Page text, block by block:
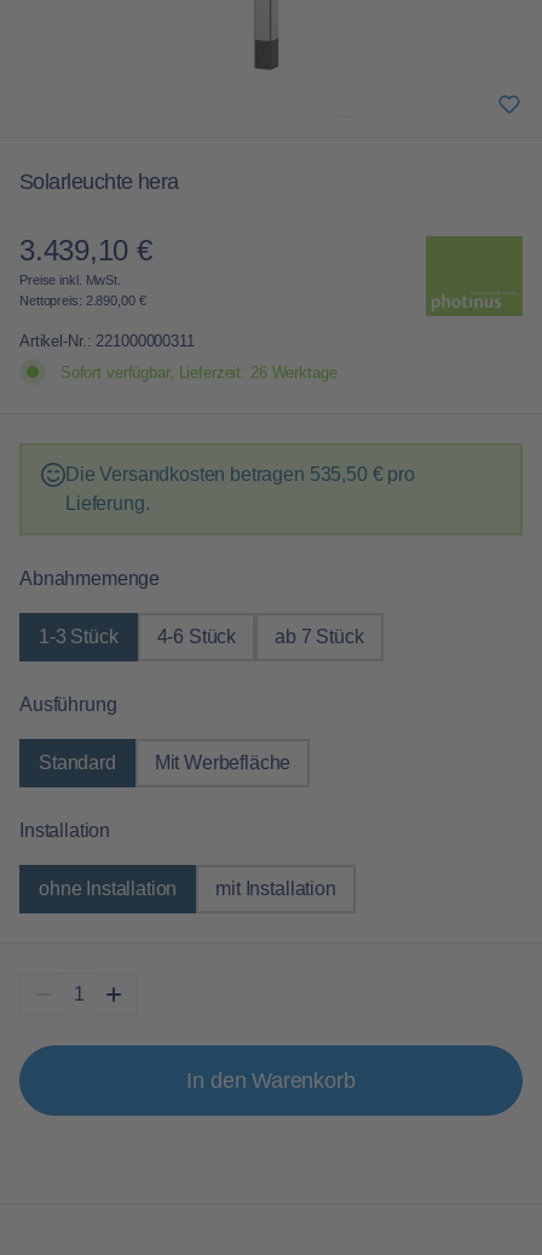
Solarleuchte hera
Regulärer Preis:
3.439,10 €
Preise inkl. MwSt.
Nettopreis: 2.890,00 €
Artikel-Nr.:221000000311
Sofort verfügbar, Lieferzeit: 26 Werktage
Die Versandkosten betragen 535,50 € pro
Lieferung.
Abnahmemenge
1-3 Stück 4-6 Stück ab 7 Stück
Ausführungauswählen
Standard Mit Werbefläche
Installation
ohne Installation mit Installation
In den Warenkorb